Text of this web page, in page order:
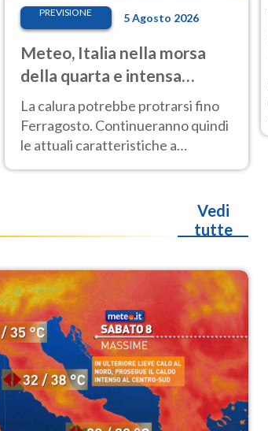
PREVISIONE 5 Agosto 2026
Meteo, Italia nella morsa
della quarta e intensa
ondata di caldo
La calura potrebbe protrarsi fino
Ferragosto. Continueranno quindi
le attuali caratteristiche a
Vedi
tutte